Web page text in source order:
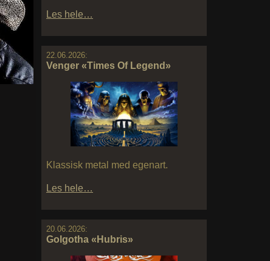
Les hele…
22.06.2026:
Venger «Times Of Legend»
Klassisk metal med egenart.
Les hele…
20.06.2026:
Golgotha «Hubris»